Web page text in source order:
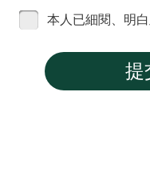
本人已細閱、明
提